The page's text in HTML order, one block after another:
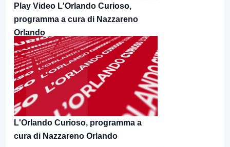
Play Video L'Orlando Curioso,
programma a cura di Nazzareno
Orlando
L'Orlando Curioso, programma a
cura di Nazzareno Orlando